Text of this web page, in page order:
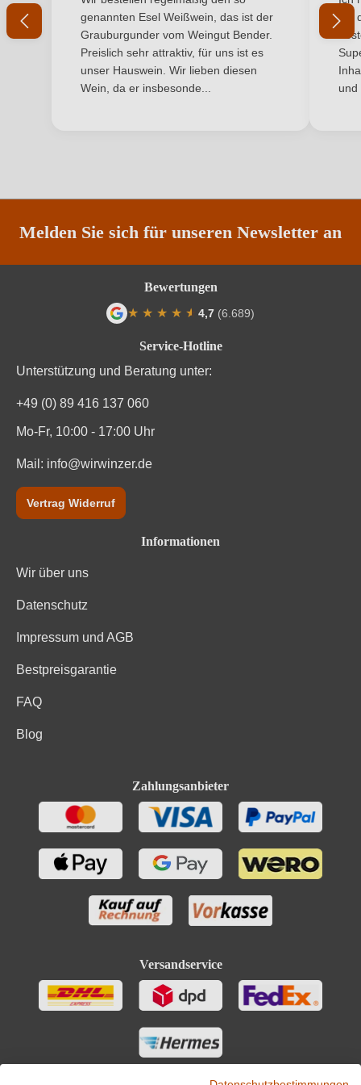
Geschmack Trocken
3 ans
Jahrgang
Land Frankreich
Qualität
Rebsorte
Restzucker in g/L
Säuregehalt in g/L
Weinart
Nährwertangaben
Zutaten
Bio-Trauben, Säureregulatoren (Weinsäure (L(+)-), E
334), Konservierungsstoffe (Kaliumbisulfit, E 228, L-
Ascorbinsäure, E 300), Stabilisatoren (Citronensäure, E
Ihr Passwort
Ich habe mein Passwort vergessen
genannten Esel Weißwein, das ist der
Grauburgunder vom Weingut Bender.
Preislich sehr attraktiv, für uns ist es
unser Hauswein. Wir lieben diesen
Wein, da er insbesonde...
mit
und
Melden Sie sich für unseren Newsletter an
Service-Hotline
Unterstützung und Beratung unter:
+49 (0) 89 416 137 060
Mo-Fr, 10:00 - 17:00 Uhr
Mail: info@wirwinzer.de
Vertrag Widerruf
Informationen
Wir über uns
Datenschutz
Impressum und AGB
Bestpreisgarantie
FAQ
Blog
Zahlungsanbieter
Versandservice
Bewertungen
★ ★ ★ ★ ★
★ 4,7 (6.689)